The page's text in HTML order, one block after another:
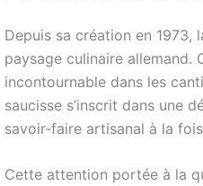
Depuis sa création en 1973,
paysage culinaire allemand.
incontournable dans les
saucisse s’inscrit dans une
savoir-faire artisanal à la
Cette attention portée à la